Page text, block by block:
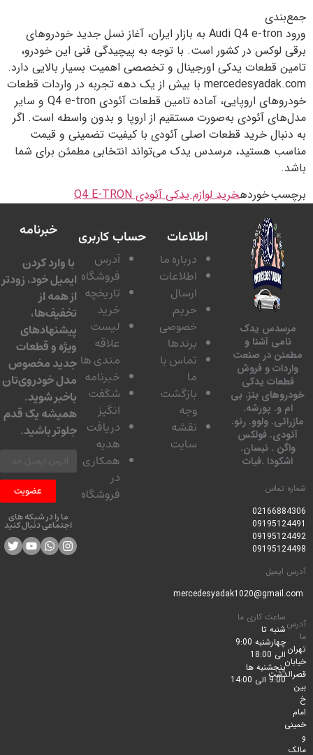
جمع‌بندی
ورود Audi Q4 e-tron به بازار ایران، آغاز نسل جدید خودروهای
برقی لوکس در کشور است. با توجه به پیچیدگی فنی این خودرو،
تامین قطعات یدکی اورجینال و تخصصی اهمیت بسیار بالایی دارد.
mercedesyadak.com⁠ با بیش از یک دهه تجربه در واردات قطعات
خودروهای اروپایی، آماده تامین قطعات آئودی Q4 e-tron و سایر
مدل‌های آئودی به‌صورت مستقیم از اروپا و بدون واسطه است. اگر
به دنبال خرید قطعات اصلی آئودی با کیفیت تضمینی و قیمت
مناسب هستید، مرسدس یدک می‌تواند انتخابی مطمئن برای شما
باشد.
برچسب خوردهخرید لوازم یدکی آئودی Q4 E-TRON
مرسدس یدک
نامی آشنا و
مطمئن در صنعت
واردات و فروش
قطعات یدکی
خودروهای بنز. بی
ام و. پورشه.
مازراتی. ولوو. رنو.
آئودی. فولکس
واگن . نیسان.
اشکودا .فیات
شماره تماس
02166884306
09195124491
09195124492
09195124498
آدرس ایمیل
آدرس
ما
تهران
خیابان
قصرالدشت
بین
خ
امام
خمینی
و
مالک
ساعت کاری ما
شنبه تا
چهارشنبه 9:00
الی 18:00
پنجشنبه ها
9:00 الی 14:00
اطلاعات
درباره ما
اطلاعات
ارسال
حریم
خصوصی
برندها
تماس با
ما
بازگشت
وجه
نقشه
سایت
حساب کاربری
آدرس
فروشگاه
تاریخچه
خرید
لیست
علاقه
مندی ها
خبرنامه
شگفت
انگیز
دریافت
هدیه
همکاری
در
فروشگاه
خبرنامه
با وارد کردن
ایمیل خود، زودتر
از همه از
تخفیف‌ها،
پیشنهادهای
ویژه و قطعات
جدید مخصوص
مدل خودروی‌تان
باخبر شوید.
همیشه یک قدم
جلوتر باشید.
عضویت
ما را در شبکه های
اجتماعی دنبال کنید